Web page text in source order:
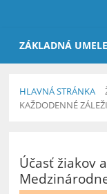
ZÁKLADNÁ
HLAVNÁ STRÁNKA
KAŽDODENNÉ
Účasť žiakov